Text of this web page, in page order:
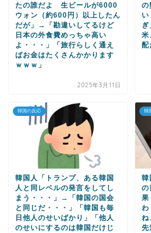
たの誰だよ 生ビールが6000
ウォン（約600円）以上したん
だが」→「勘違いしてるけど
日本の外食費めっちゃ高い
よ・・・」「旅行らしく通え
ばお金はたくさんかかります
ｗｗｗ」
2025年3月11日
の
米
配
韓国の反応
韓国人「トランプ、ある韓国
人と同レベルの発言をしてし
まう・・・」→「韓国の国会
と同じだ・・・」「韓国も毎
日他人のせいばかり」「他人
のせいにするのは韓国だけじ
韓
韓
の
果
わ
ね
先